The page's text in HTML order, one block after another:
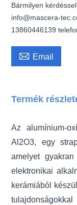
Bármilyen
info@mascera-
13860446139
 Email
Termék
Az alumínium-
Al2O3, egy
amelyet
elektronikai
kerámiából